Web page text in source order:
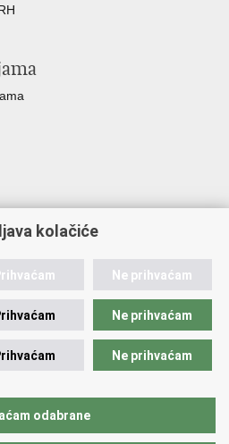
za Republiku Hrvatsku
kolačiće
Ne prihvaćam
Ne prihvaćam
Ne prihvaćam
odabrane